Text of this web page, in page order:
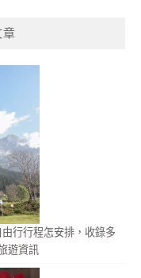
行行程怎安排，收錄多
遊資訊